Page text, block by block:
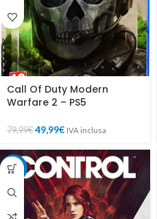
Call Of Duty Modern
Warfare 2 – PS5
79,99€ 49,99€ IVA inclusa
-60%